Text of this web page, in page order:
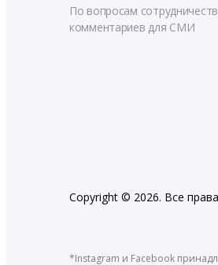
По вопросам
комментариев для СМИ
Copyright © 2026. Все
*Instagram и Facebook